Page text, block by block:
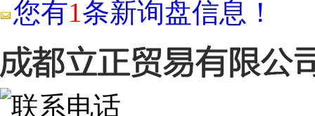
您有1条新询盘信息！